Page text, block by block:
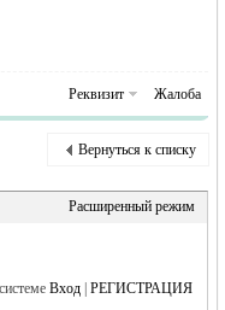
Реквизит Жалоба
Вернуться к списку
Расширенный режим
Вход |РЕГИСТРАЦИЯ